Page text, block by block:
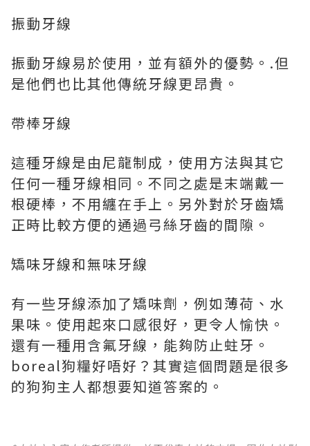
振動牙線
振動牙線易於使用，並有額外的優勢。.但
是他們也比其他傳統牙線更昂貴。
帶棒牙線
這種牙線是由尼龍制成，使用方法與其它
任何一種牙線相同。不同之處是末端戴一
根硬棒，不用纏在手上。另外對於牙齒矯
正時比較方便的通過弓絲牙齒的間隙。
矯味牙線和無味牙線
有一些牙線添加了矯味劑，例如薄荷、水
果味。使用起來口感很好，更令人愉快。
還有一種用含氟牙線，能夠防止蛀牙。
boreal狗糧好唔好？其實這個問題是很多
的狗狗主人都想要知道答案的。